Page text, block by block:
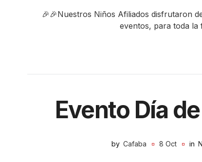
🎉🎉Nuestros Niños Afiliados disfrutaron
eventos, para toda la
Evento Día
by Cafaba 8 Oct in